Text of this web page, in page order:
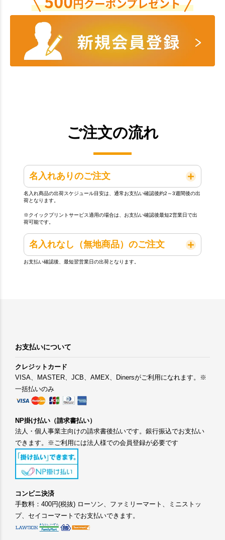
ご注文の流れ
名入れありのご注文
名入れ商品の出荷スケジュール目安は、通常お支払い確認後約2～3週間後の出
荷となります。
※クイックプリントサービス適用の場合は、お支払い確認後最短2営業日で出
荷可能です。
名入れなし（無地商品）のご注文
お支払い確認後、最短翌営業日の出荷となります。
お支払いについて
クレジットカード
VISA、MASTER、JCB、AMEX、Dinersがご利用になれます。※
一括払いのみ
NP掛け払い（請求書払い）
法人・個人事業主向けの請求書後払いです。銀行振込でお支払い
できます。※ご利用には法人様での会員登録が必要です
コンビニ決済
手数料：400円(税抜) ローソン、ファミリーマート、ミニストッ
プ、セイコーマートでお支払いできます。